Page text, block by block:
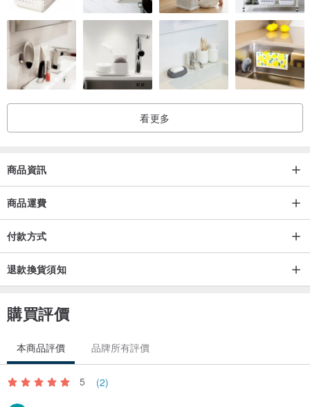
看更多
商品資訊
商品運費
付款方式
退款換貨須知
購買評價
本商品評價 品牌所有評價
5 (2)